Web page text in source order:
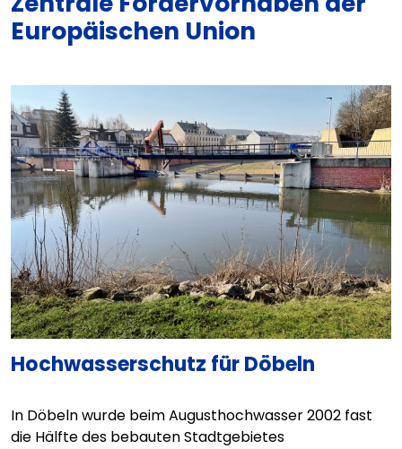
Europäischen Union
Hochwasserschutz für Döbeln
In Döbeln wurde beim Augusthochwasser 2002 fast
die Hälfte des bebauten Stadtgebietes